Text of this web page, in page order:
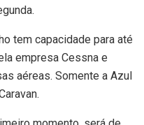
tem capacidade para até
empresa Cessna e
aéreas. Somente a Azul